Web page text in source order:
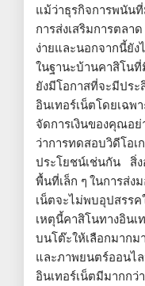
แม้ว่าธุรกิจการพนัน
การส่งเสริมการตลา
ง่ายและนอกจากนี้ยั
ในฐานะบ้านคาสิโน
ยังมีโอกาสที่จะมีปร
อินเทอร์เน็ตโดยเฉพ
จัดการเงินของคุณ
ว่าการทดสอบวิดีโ
ประโยชน์เช่นกัน สิ่
พื้นที่เล็ก ๆ ในการส่ง
เน็ตจะไม่พบอุปสรรค
เหตุนี้คาสิโนทางอินเ
บนโต๊ะให้เลือกมาก
และภาพยนตร์ออน
อินเทอร์เน็ตมีมากกว่